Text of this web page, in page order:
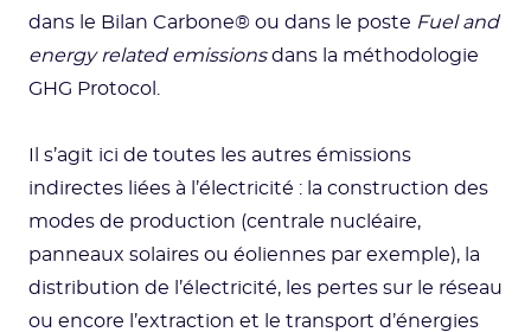
dans le Bilan Carbone® ou dans le poste Fuel and
energy related emissionsdans la méthodologie
GHG Protocol.
Il s’agit ici de toutes les autres émissions
indirectes liées à l’électricité : la construction des
modes de production (centrale nucléaire,
panneaux solaires ou éoliennes par exemple), la
distribution de l’électricité, les pertes sur le réseau
ou encore l’extraction et le transport d’énergies